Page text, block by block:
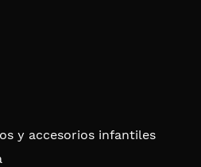
y accesorios infantiles